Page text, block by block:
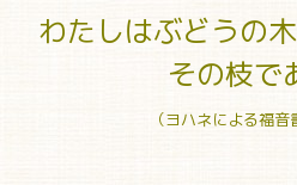
わたしはぶどうの
その枝で
（ヨハネによる福音